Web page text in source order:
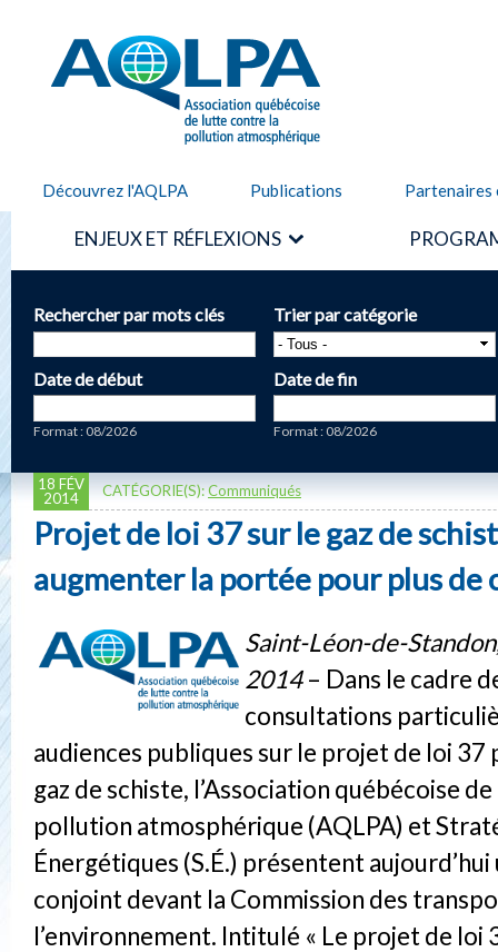
AQLPA
Découvrez l'AQLPA Publications Partenaires
ENJEUX ET RÉFLEXIONS
Rechercher par mots clés Trier par catégorie
Date de début
Format : 08/2026
Date de fin
Format : 08/2026
18 FÉV
2014
CATÉGORIE(S):Communiqués
Projet de loi 37 sur le gaz de
augmenter la portée pour plus de
Saint-Léon-de-
2014– Dans le cadre
consultations
audiences publiques sur le projet de loi 37
gaz de schiste, l’Association québécoise
pollution atmosphérique (AQLPA) et
Énergétiques (S.É.) présentent
conjoint devant la Commission des
l’environnement. Intitulé « Le projet de loi